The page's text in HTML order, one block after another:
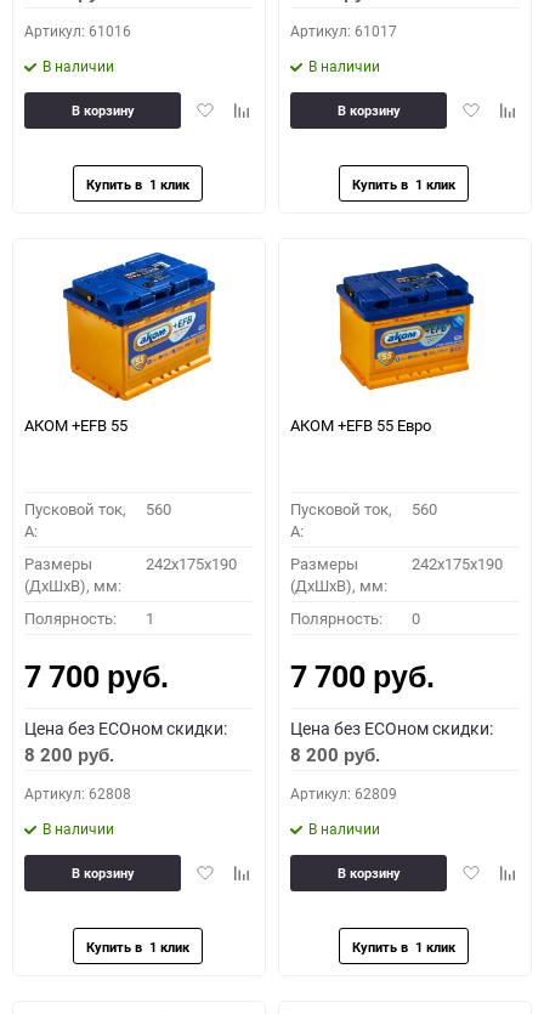
Артикул: 61016
В наличии
ДобавитьДобавить
В корзину
Артикул: 61017
В наличии
Добавить
В корзину
АКОМ +EFB 55
Пусковой ток,
A:
560
Размеры
(ДхШхВ), мм:
242x175x190
Полярность: 1
7 700 руб.
Цена без ECOном скидки:
8 200 руб.
Артикул: 62808
В наличии
ДобавитьДобавить
В корзину
АКОМ +EFB 55 Евро
Пусковой ток,
A:
560
Размеры
(ДхШхВ), мм:
242x175x190
Полярность: 0
7 700 руб.
Цена без ECOном скидки:
8 200 руб.
Артикул: 62809
В наличии
Добавить
В корзину